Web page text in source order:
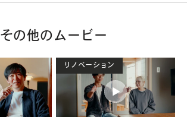
その他のムービー
リノベーション